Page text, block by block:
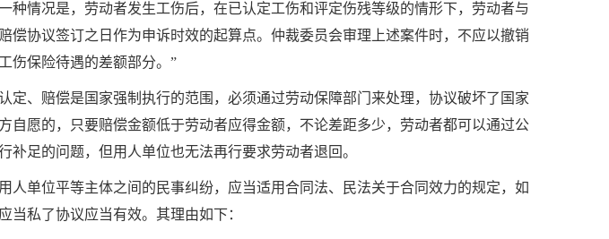
情况是，劳动者发生工伤后，在已认定工伤和评定伤残等级的情形下，劳动者与
协议签订之日作为申诉时效的起算点。仲裁委员会审理上述案件时，不应以撤销
伤保险待遇的差额部分。”
、赔偿是国家强制执行的范围，必须通过劳动保障部门来处理，协议破坏了国家
愿的，只要赔偿金额低于劳动者应得金额，不论差距多少，劳动者都可以通过公
足的问题，但用人单位也无法再行要求劳动者退回。
单位平等主体之间的民事纠纷，应当适用合同法、民法关于合同效力的规定，如
私了协议应当有效。其理由如下：